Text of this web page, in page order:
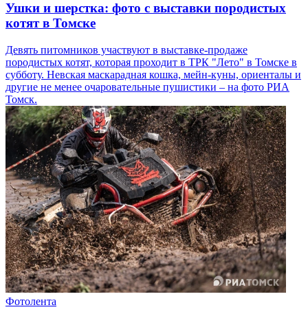
Ушки и шерстка: фото с выставки породистых
котят в Томске
Девять питомников участвуют в выставке-продаже
породистых котят, которая проходит в ТРК "Лето" в Томске в
субботу. Невская маскарадная кошка, мейн-куны, ориенталы и
другие не менее очаровательные пушистики – на фото РИА
Томск.
Фотолента